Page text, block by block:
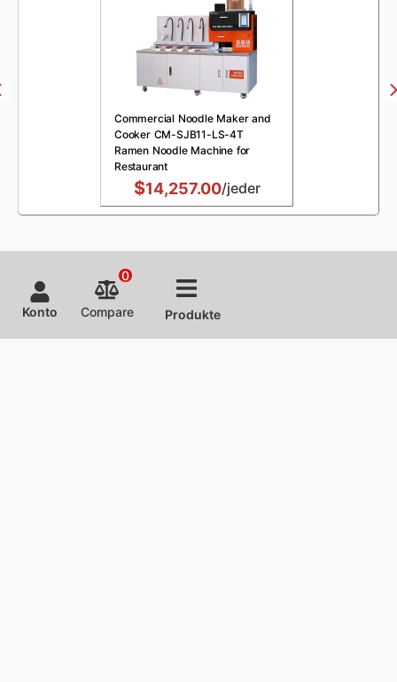
Commercial Noodle Maker and
Cooker CM-SJB11-LS-4T
Ramen Noodle Machine for
Restaurant
$14,257.00/jeder
Konto Compare
0
Produkte